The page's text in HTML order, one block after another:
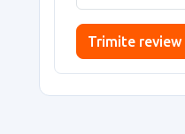
Trimite review